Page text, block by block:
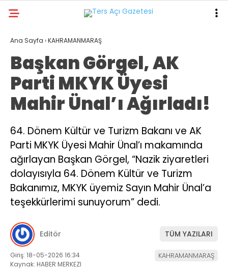
GALERİ VİDEO YAZARLAR
GÜNDEM
ASAYİŞ
DÜNYA
KAHRAMANMARAŞ
SPOR
TEKNOLOJİ
DİĞER
Ana Sayfa ›KAHRAMANMARAŞ
Başkan Görgel, AK
Parti MKYK Üyesi
Mahir Ünal’ı Ağırladı!
64. Dönem Kültür ve Turizm Bakanı ve AK
Parti MKYK Üyesi Mahir Ünal’ı makamında
ağırlayan Başkan Görgel, “Nazik ziyaretleri
dolayısıyla 64. Dönem Kültür ve Turizm
Bakanımız, MKYK üyemiz Sayın Mahir Ünal’a
teşekkürlerimi sunuyorum” dedi.
Editör TÜM YAZILARI
Giriş: 18-05-2026 16:34
Kaynak: HABER MERKEZI
KAHRAMANMARAŞ